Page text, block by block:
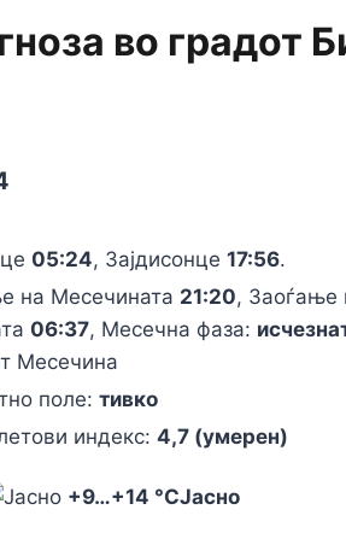
во градот
05:24, Зајдисонце 17:56.
на Месечината 21:20, Заоѓање
06:37, Месечна фаза:
поле: тивко
индекс: 4,7 (умерен)
+9…+14 °CЈасно